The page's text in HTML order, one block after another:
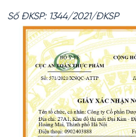
Số ĐKSP: 1344/2021/ĐKSP